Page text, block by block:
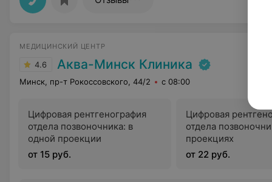
МЕДИЦИНСКИЙ ЦЕНТР
4.6 Аква-Минск Клиника
Минск, пр-т Рокоссовского, 44/2 с 08:00
Цифровая рентгенография
отдела позвоночника: в
одной проекции
от 15 руб.
Цифровая
отдела
проекциях
от 22 руб.